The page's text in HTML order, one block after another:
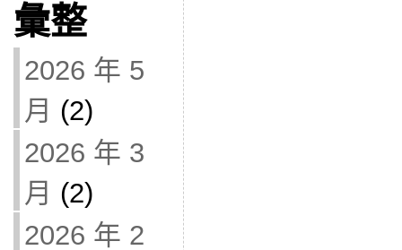
彙整
2026 年 5
月 (2)
2026 年 3
月 (2)
2026 年 2